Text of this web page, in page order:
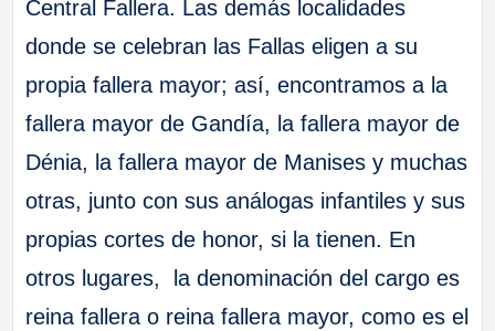
Central Fallera. Las demás localidades
donde se celebran las Fallas eligen a su
propia fallera mayor; así, encontramos a la
fallera mayor de Gandía, la fallera mayor de
Dénia, la fallera mayor de Manises y muchas
otras, junto con sus análogas infantiles y sus
propias cortes de honor, si la tienen. En
otros lugares, la denominación del cargo es
reina fallera o reina fallera mayor, como es el